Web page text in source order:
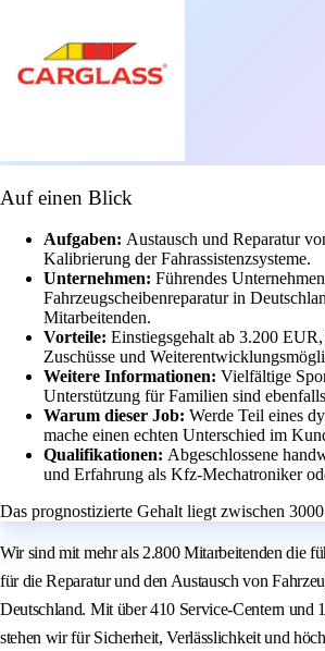
Auf einen Blick
Aufgaben: Austausch und Reparatur
Kalibrierung der Fahrassistenzsysteme.
Unternehmen: Führendes
Fahrzeugscheibenreparatur in
Mitarbeitenden.
Vorteile: Einstiegsgehalt ab 3.200
Zuschüsse und
Weitere Informationen: Vielfältige
Unterstützung für Familien sind
Warum dieser Job: Werde Teil eines
mache einen echten Unterschied im
Qualifikationen: Abgeschlossene
und Erfahrung als Kfz-Mechatroniker
Das prognostizierte Gehalt liegt zwischen
Wir sind mit mehr als 2.800 Mitarbeitenden die
für die Reparatur und den Austausch von
Deutschland. Mit über 410 Service-Centern und
stehen wir für Sicherheit, Verlässlichkeit und